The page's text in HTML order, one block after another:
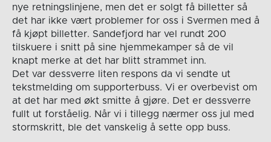
nye retningslinjene, men det er solgt få billetter så
det har ikke vært problemer for oss i Svermen med å
få kjøpt billetter. Sandefjord har vel rundt 200
tilskuere i snitt på sine hjemmekamper så de vil
knapt merke at det har blitt strammet inn.
Det var dessverre liten respons da vi sendte ut
tekstmelding om supporterbuss. Vi er overbevist om
at det har med økt smitte å gjøre. Det er dessverre
fullt ut forståelig. Når vi i tillegg nærmer oss jul med
stormskritt, ble det vanskelig å sette opp buss.